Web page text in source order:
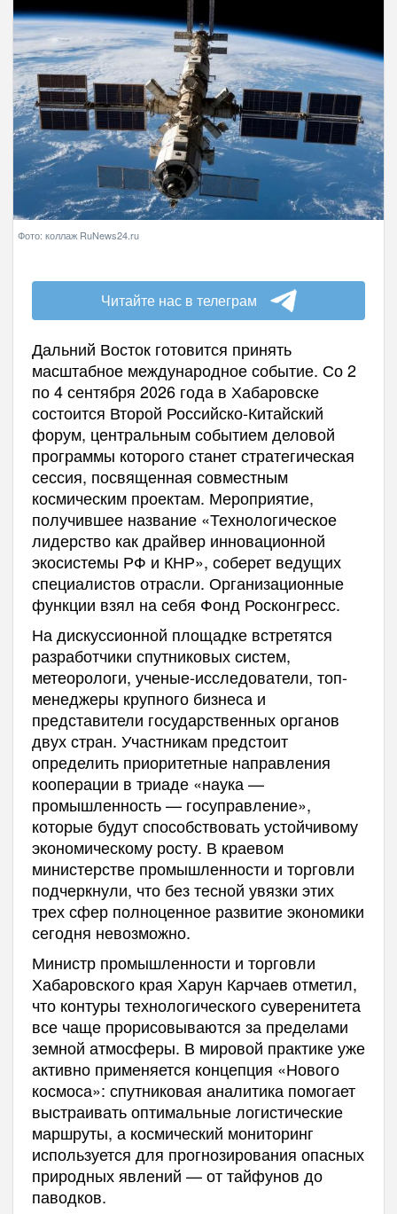
Фото: коллаж RuNews24.ru
Читайте нас в телеграм
Дальний Восток готовится принять
масштабное международное событие. Со 2
по 4 сентября 2026 года в Хабаровске
состоится Второй Российско-Китайский
форум, центральным событием деловой
программы которого станет стратегическая
сессия, посвященная совместным
космическим проектам. Мероприятие,
получившее название «Технологическое
лидерство как драйвер инновационной
экосистемы РФ и КНР», соберет ведущих
специалистов отрасли. Организационные
функции взял на себя Фонд Росконгресс.
На дискуссионной площадке встретятся
разработчики спутниковых систем,
метеорологи, ученые-исследователи, топ-
менеджеры крупного бизнеса и
представители государственных органов
двух стран. Участникам предстоит
определить приоритетные направления
кооперации в триаде «наука —
промышленность — госуправление»,
которые будут способствовать устойчивому
экономическому росту. В краевом
министерстве промышленности и торговли
подчеркнули, что без тесной увязки этих
трех сфер полноценное развитие экономики
сегодня невозможно.
Министр промышленности и торговли
Хабаровского края Харун Карчаев отметил,
что контуры технологического суверенитета
все чаще прорисовываются за пределами
земной атмосферы. В мировой практике уже
активно применяется концепция «Нового
космоса»: спутниковая аналитика помогает
выстраивать оптимальные логистические
маршруты, а космический мониторинг
используется для прогнозирования опасных
природных явлений — от тайфунов до
паводков.